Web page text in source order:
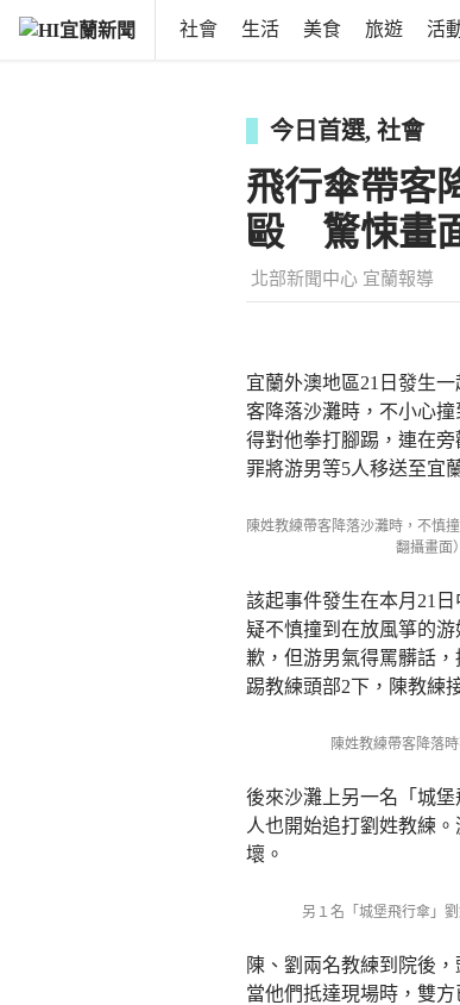
社會 生活 美食 旅遊 活
今日首選, 社會
飛行傘帶客
毆 驚悚畫
北部新聞中心 宜蘭報導
宜蘭外澳地區21日發生
客降落沙灘時，不小心
得對他拳打腳踢，連在
罪將游男等5人移送至宜
陳姓教練帶客降落沙灘時，不慎
翻攝畫面）
該起事件發生在本月21
疑不慎撞到在放風箏的
歉，但游男氣得罵髒話
踢教練頭部2下，陳教練
陳姓教練帶客降落
後來沙灘上另一名「城
人也開始追打劉姓教練
壞。
另１名「城堡飛行傘」
陳、劉兩名教練到院後
當他們抵達現場時，雙